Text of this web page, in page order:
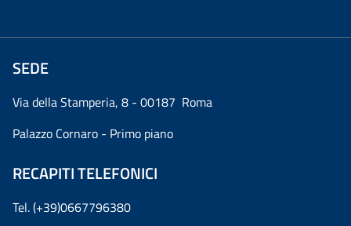
SEDE
Via della Stamperia, 8 - 00187 Roma
Palazzo Cornaro - Primo piano
RECAPITI TELEFONICI
Tel. (+39)0667796380